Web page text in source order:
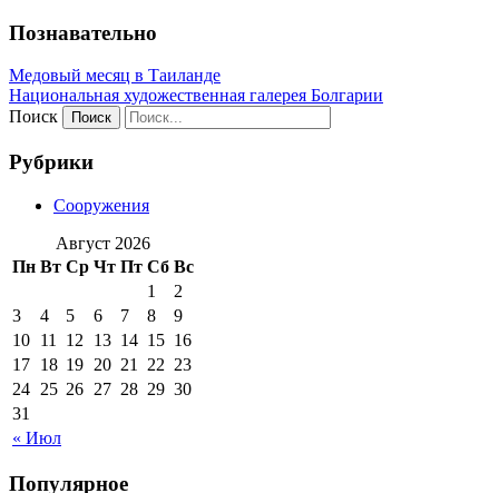
Познавательно
Медовый месяц в Таиланде
Национальная художественная галерея Болгарии
Поиск
Рубрики
Сооружения
Август 2026
Пн Вт Ср Чт Пт Сб Вс
« Июл
1
2
3
4 5 6 7 8
9
10 11 12 13 14 15 16
17 18 19 20 21 22 23
24 25 26 27 28 29 30
31
Популярное